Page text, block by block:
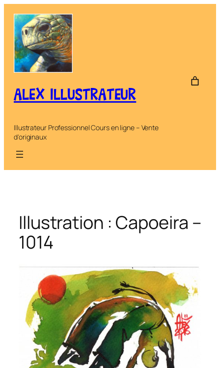
contenu
ALEX ILLUSTRATEUR
Illustrateur Professionnel Cours en ligne – Vente
d'originaux
Illustration : Capoeira –
1014